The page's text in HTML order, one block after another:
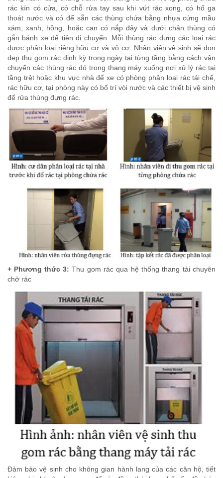
rác kín có cửa, có chỗ rửa tay sau khi vứt rác xong, có hố ga
thoát nước và có để sẵn các thùng chứa bằng nhựa cứng mầu
xám, xanh, hồng, hoặc can có nắp đậy và dưới chân thùng có
gắn bánh xe để tiện di chuyển. Mỗi thùng rác đựng các loại rác
được phân loại riêng hữu cơ và vô cơ. Nhân viên vệ sinh sẽ dọn
dẹp thu gom rác định kỳ trong ngày tại từng tầng bằng cách vận
chuyển các thùng rác đó trong thang máy xuống nơi xử lý rác tại
tầng trệt hoặc khu vực nhà để xe có phòng phân loại rác tái chế,
rác hữu cơ, tại phòng này có bố trí vòi nước và các thiết bị vệ sinh
để rửa thùng đựng rác.
+ Phương thức 3: Thu gom rác qua hệ thống thang tải chuyên
chở rác
Đảm bảo vệ sinh cho không gian hành lang của các căn hộ, tiết